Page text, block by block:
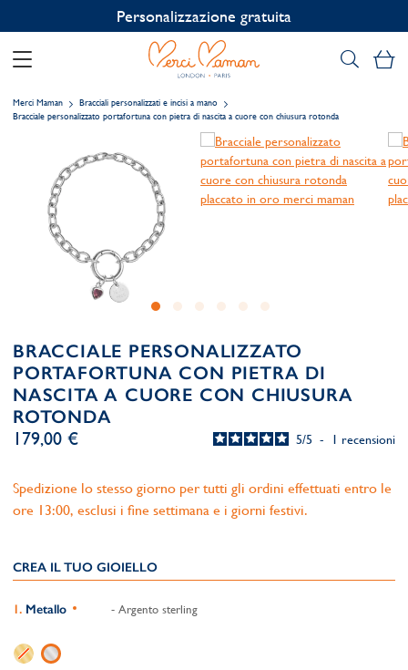
Personalizzazione gratuita
Il
Merci Maman
Bracciali personalizzati e incisi a mano
Bracciale personalizzato portafortuna con pietra di nascita a cuore con chiusura rotonda
BRACCIALE PERSONALIZZATO
PORTAFORTUNA CON PIETRA DI
NASCITA A CUORE CON CHIUSURA
ROTONDA
5/5 - 1 recensioni
179,00 €
Spedizione lo stesso giorno per tutti gli ordini effettuati entro le
ore 13:00, esclusi i fine settimana e i giorni festivi.
CREA IL TUO GIOIELLO
Metallo - Argento sterling